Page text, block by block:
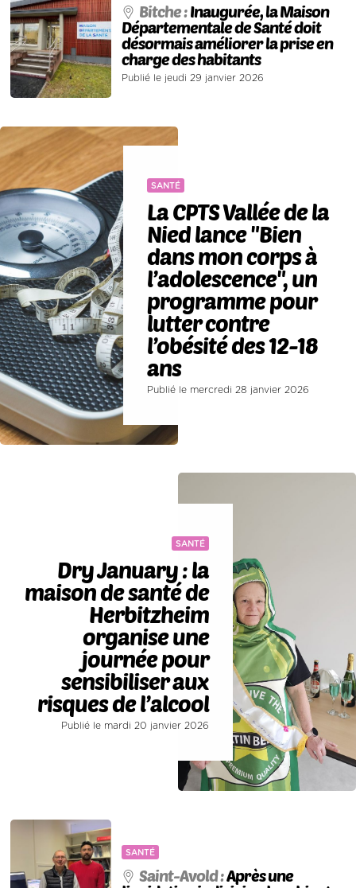
Bitche :Inaugurée, la Maison
Départementale de Santé doit
désormais améliorer la prise en
charge des habitants
Publié le jeudi 29 janvier 2026
SANTÉ
La CPTS Vallée de la
Nied lance "Bien
dans mon corps à
l’adolescence", un
programme pour
lutter contre
l’obésité des 12-18
ans
Publié le mercredi 28 janvier 2026
SANTÉ
Dry January : la
maison de santé de
Herbitzheim
organise une
journée pour
sensibiliser aux
risques de l’alcool
Publié le mardi 20 janvier 2026
SANTÉ
Saint-Avold :Après une